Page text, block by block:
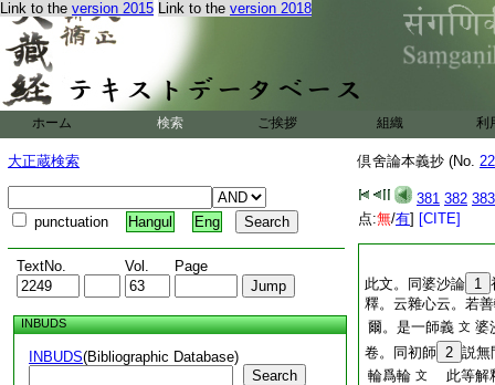
Link to the version 2015 Link to the version 2018
ホーム 検索 ご挨拶 組織 利
大正蔵検索
punctuation Hangul Eng
TextNo. Vol. Page
INBUDS
INBUDS(Bibliographic Database)
Search
倶舍論本義抄 (No.
381 382 383
点:無/有] [CITE]
此文。同婆沙論 1
釋。云雜心云。若
爾。是一師義 文 婆
卷。同初師 2 説無
輪爲輪 文
此等解